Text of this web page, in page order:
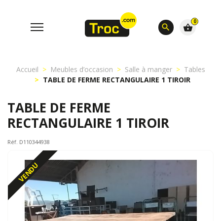
search
0
shopping_basket
Accueil Meubles d’occasion Salle à manger
Tables
TABLE DE FERME RECTANGULAIRE 1 TIROIR
TABLE DE FERME
RECTANGULAIRE 1 TIROIR
Réf. D110344938
VENDU